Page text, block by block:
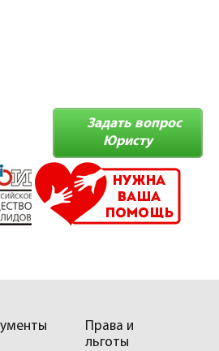
Задать вопрос
Юристу
Права и
льготы